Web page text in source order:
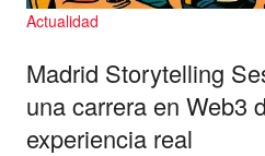
Actualidad
Madrid Storytelling
una carrera en Web3
experiencia real